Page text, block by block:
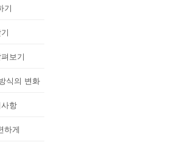
기
보기
식의 변화
항
하게